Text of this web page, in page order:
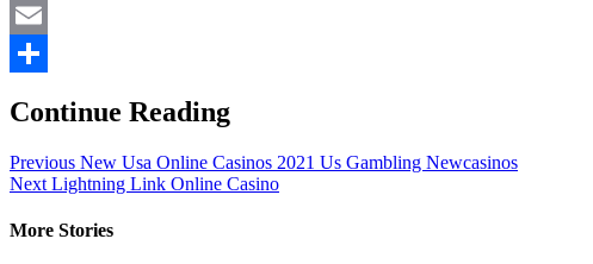
Mastodon
Email
Continue Reading
Previous New Usa Online Casinos 2021 Us Gambling Newcasinos
Next Lightning Link Online Casino
More Stories